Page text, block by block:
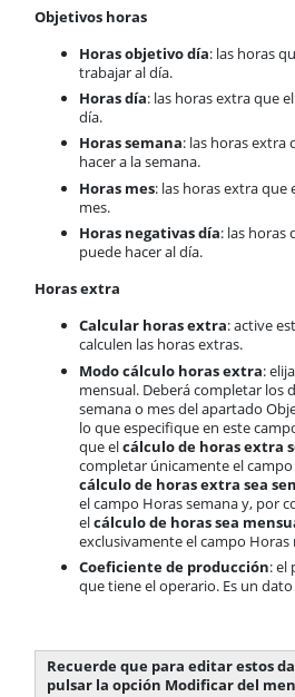
Objetivos horas
Horas objetivo día: las horas
trabajar al día.
Horas día: las horas extra que
día.
Horas semana: las horas extra
hacer a la semana.
Horas mes: las horas extra que
mes.
Horas negativas día: las horas
puede hacer al día.
Horas extra
Calcular horas extra: active
calculen las horas extras.
Modo cálculo horas extra:
mensual. Deberá completar los
semana o mes del apartado
lo que especifique en este
que elcálculo de horas extra
completar únicamente el campo
cálculo de horas extra sea
el campo Horas semana y, por
elcálculo de horas sea
exclusivamente el campo Horas
Coeficiente de producción: el
que tiene el operario. Es un
Recuerde que para editar estos
pulsar la opción Modificar del